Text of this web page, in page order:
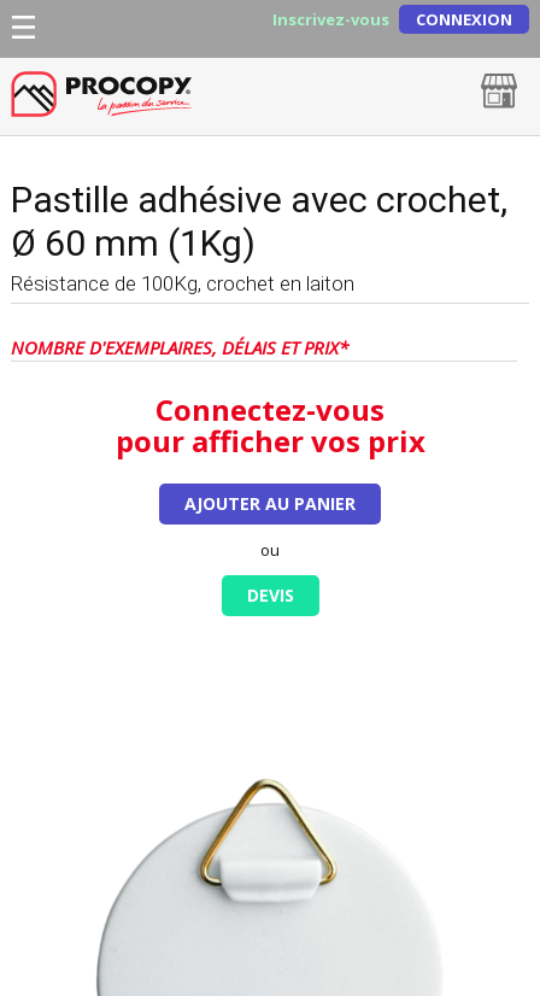
Inscrivez-vous CONNEXION
Pastille adhésive avec crochet,
Ø 60 mm (1Kg)
Résistance de 100Kg, crochet en laiton
NOMBRE D'EXEMPLAIRES, DÉLAIS ET PRIX*
Connectez-vous
pour afficher vos prix
AJOUTER AU PANIER
ou
DEVIS